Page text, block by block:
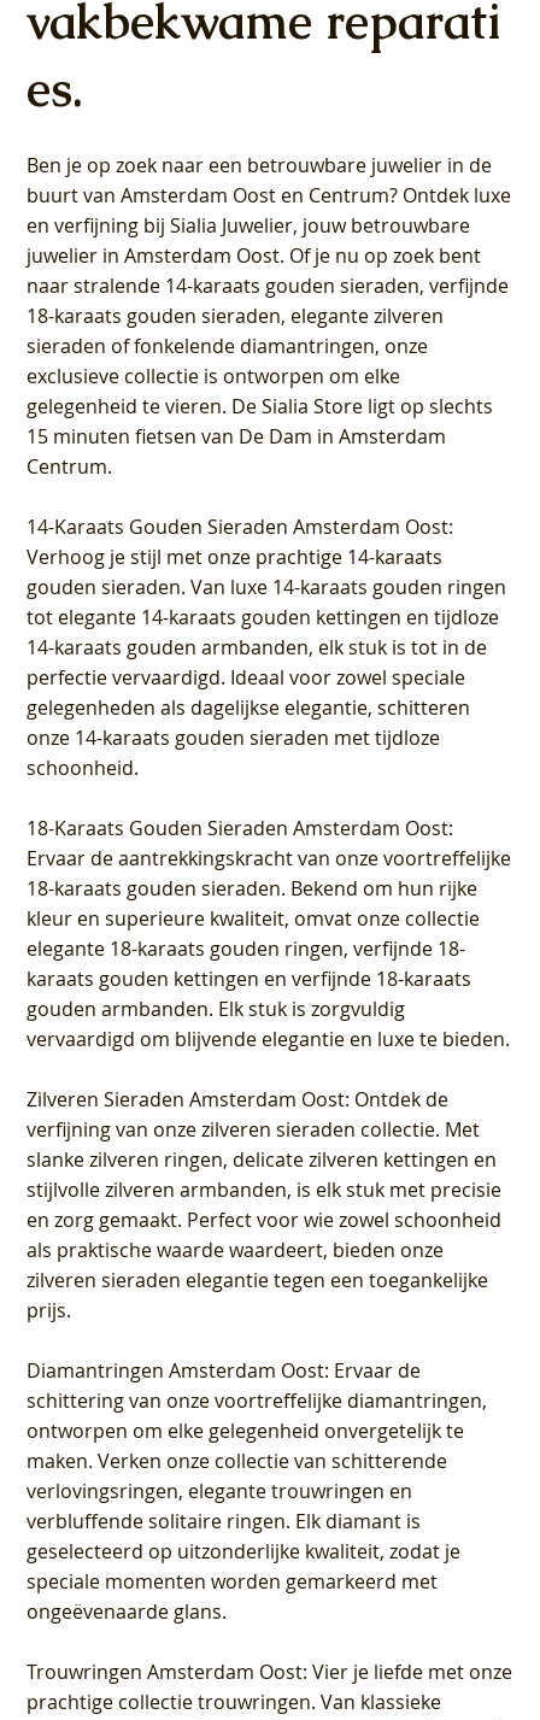
vakbekwame reparati
es.
Ben je op zoek naar een betrouwbare juwelier in de
buurt van Amsterdam Oost en Centrum? Ontdek luxe
en verfijning bij Sialia Juwelier, jouw betrouwbare
juwelier in Amsterdam Oost. Of je nu op zoek bent
naar stralende 14-karaats gouden sieraden, verfijnde
18-karaats gouden sieraden, elegante zilveren
sieraden of fonkelende diamantringen, onze
exclusieve collectie is ontworpen om elke
gelegenheid te vieren. De Sialia Store ligt op slechts
15 minuten fietsen van De Dam in Amsterdam
Centrum.
14-Karaats Gouden Sieraden Amsterdam Oost:
Verhoog je stijl met onze prachtige 14-karaats
gouden sieraden. Van luxe 14-karaats gouden ringen
tot elegante 14-karaats gouden kettingen en tijdloze
14-karaats gouden armbanden, elk stuk is tot in de
perfectie vervaardigd. Ideaal voor zowel speciale
gelegenheden als dagelijkse elegantie, schitteren
onze 14-karaats gouden sieraden met tijdloze
schoonheid.
18-Karaats Gouden Sieraden Amsterdam Oost:
Ervaar de aantrekkingskracht van onze voortreffelijke
18-karaats gouden sieraden. Bekend om hun rijke
kleur en superieure kwaliteit, omvat onze collectie
elegante 18-karaats gouden ringen, verfijnde 18-
karaats gouden kettingen en verfijnde 18-karaats
gouden armbanden. Elk stuk is zorgvuldig
vervaardigd om blijvende elegantie en luxe te bieden.
Zilveren Sieraden Amsterdam Oost: Ontdek de
verfijning van onze zilveren sieraden collectie. Met
slanke zilveren ringen, delicate zilveren kettingen en
stijlvolle zilveren armbanden, is elk stuk met precisie
en zorg gemaakt. Perfect voor wie zowel schoonheid
als praktische waarde waardeert, bieden onze
zilveren sieraden elegantie tegen een toegankelijke
prijs.
Diamantringen Amsterdam Oost: Ervaar de
schittering van onze voortreffelijke diamantringen,
ontworpen om elke gelegenheid onvergetelijk te
maken. Verken onze collectie van schitterende
verlovingsringen, elegante trouwringen en
verbluffende solitaire ringen. Elk diamant is
geselecteerd op uitzonderlijke kwaliteit, zodat je
speciale momenten worden gemarkeerd met
ongeëvenaarde glans.
Trouwringen Amsterdam Oost: Vier je liefde met onze
prachtige collectie trouwringen. Van klassieke